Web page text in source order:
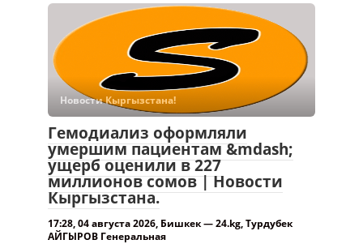
Новости Кыргызстана!
Гемодиализ оформляли
умершим пациентам &mdash;
ущерб оценили в 227
миллионов сомов | Новости
Кыргызстана.
17:28, 04 августа 2026, Бишкек — 24.kg, Турдубек
АЙГЫРОВ Генеральная